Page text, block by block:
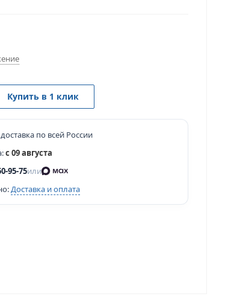
Купить в 1 клик
по всей России
с 09 августа
95-75или
Доставка и оплата